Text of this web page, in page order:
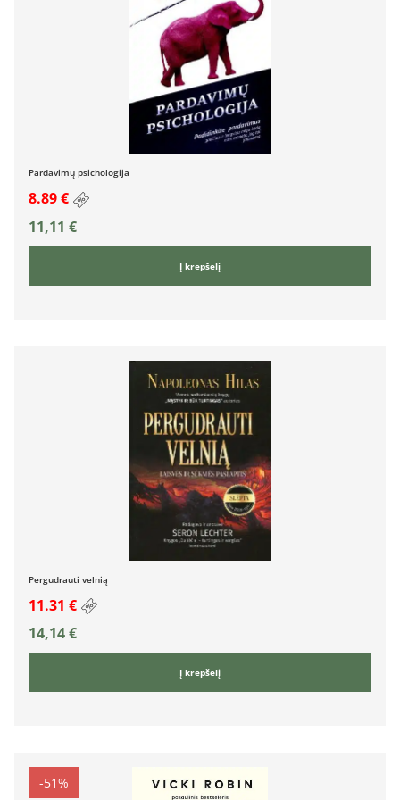
Pardavimų psichologija
8.89 €
11,11 €
Į krepšelį
Pergudrauti velnią
11.31 €
14,14€
Į krepšelį
-51%